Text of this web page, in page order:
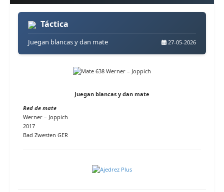
Táctica
Juegan blancas y dan mate 27-05-2026
Juegan blancas y dan mate
Red de mate
Werner – Joppich
2017
Bad Zwesten GER